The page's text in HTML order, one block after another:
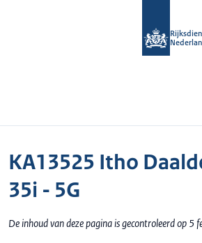
KA13525 Itho
35i - 5G
De inhoud van deze pagina is gecontroleerd op 5